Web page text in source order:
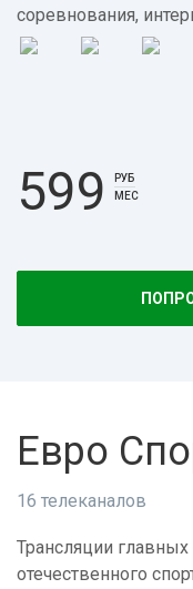
соревнования,
599
РУБ
МЕС
Евро
16 телеканалов
Трансляции
отечественного